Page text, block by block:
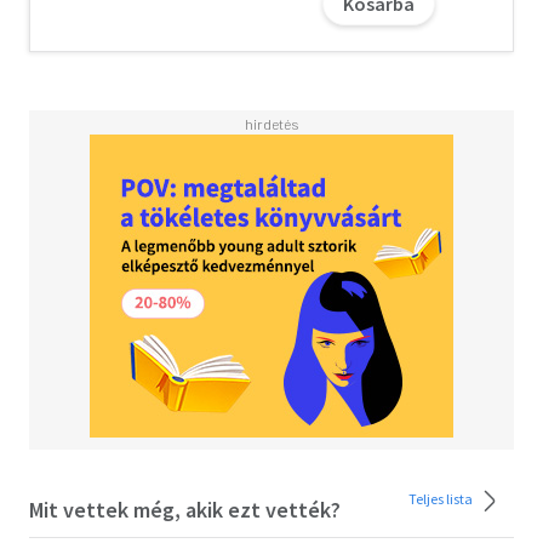
Oliver Primavesi (1961) a görög filológia professzora a
Christof Rapp (1964) ugyanott a filozófia professzora és a
Mindketten a Wissenschaftskolleg zu Berlin tagjai voltak.
A preszókratikusok és Arisztotelész neves kutatói.
Mit vettek még, akik ezt vették? Teljes lista